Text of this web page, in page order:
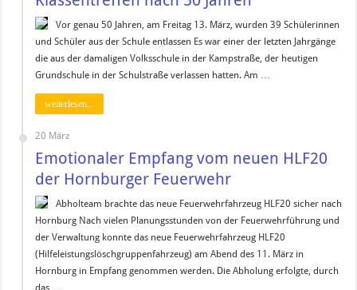
Vor genau 50 Jahren, am Freitag 13. März, wurden 39 Schülerinnen
und Schüler aus der Schule entlassen Es war einer der letzten Jahrgänge
die aus der damaligen Volksschule in der Kampstraße, der heutigen
Grundschule in der Schulstraße verlassen hatten. Am …
weiterlesen...
20 März
Emotionaler Empfang vom neuen HLF20
der Hornburger Feuerwehr
Abholteam brachte das neue Feuerwehrfahrzeug HLF20 sicher nach
Hornburg Nach vielen Planungsstunden von der Feuerwehrführung und
der Verwaltung konnte das neue Feuerwehrfahrzeug HLF20
(Hilfeleistungslöschgruppenfahrzeug) am Abend des 11. März in
Hornburg in Empfang genommen werden. Die Abholung erfolgte, durch
das …